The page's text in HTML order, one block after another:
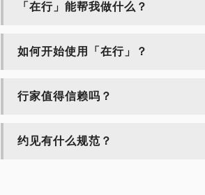
「在行」能帮我做什么？
如何开始使用「在行」？
行家值得信赖吗？
约见有什么规范？